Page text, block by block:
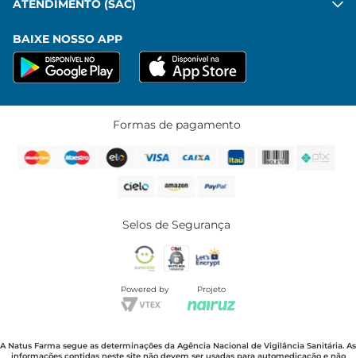
ATENDIMENTO (SAC)
BAIXE NOSSO APP
Formas de pagamento
Selos de Segurança
Powered by Projeto
A Natus Farma segue as determinações da Agência Nacional de Vigilância Sanitária. As